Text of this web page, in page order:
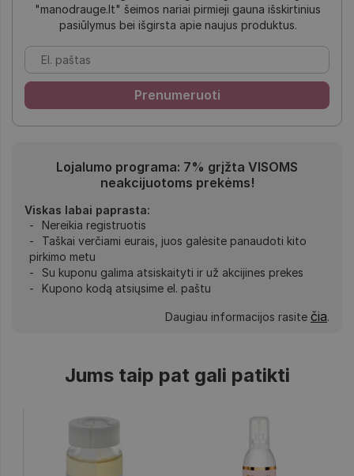
"manodrauge.lt" šeimos nariai pirmieji gauna išskirtinius
pasiūlymus bei išgirsta apie naujus produktus.
Lojalumo programa: 7% grįžta VISOMS
neakcijuotoms prekėms!
Viskas labai paprasta:
Nereikia registruotis
Taškai verčiami eurais, juos galėsite panaudoti kito
pirkimo metu
Su kuponu galima atsiskaityti ir už akcijines prekes
Kupono kodą atsiųsime el. paštu
Daugiau informacijos rasite čia.
Jums taip pat gali patikti